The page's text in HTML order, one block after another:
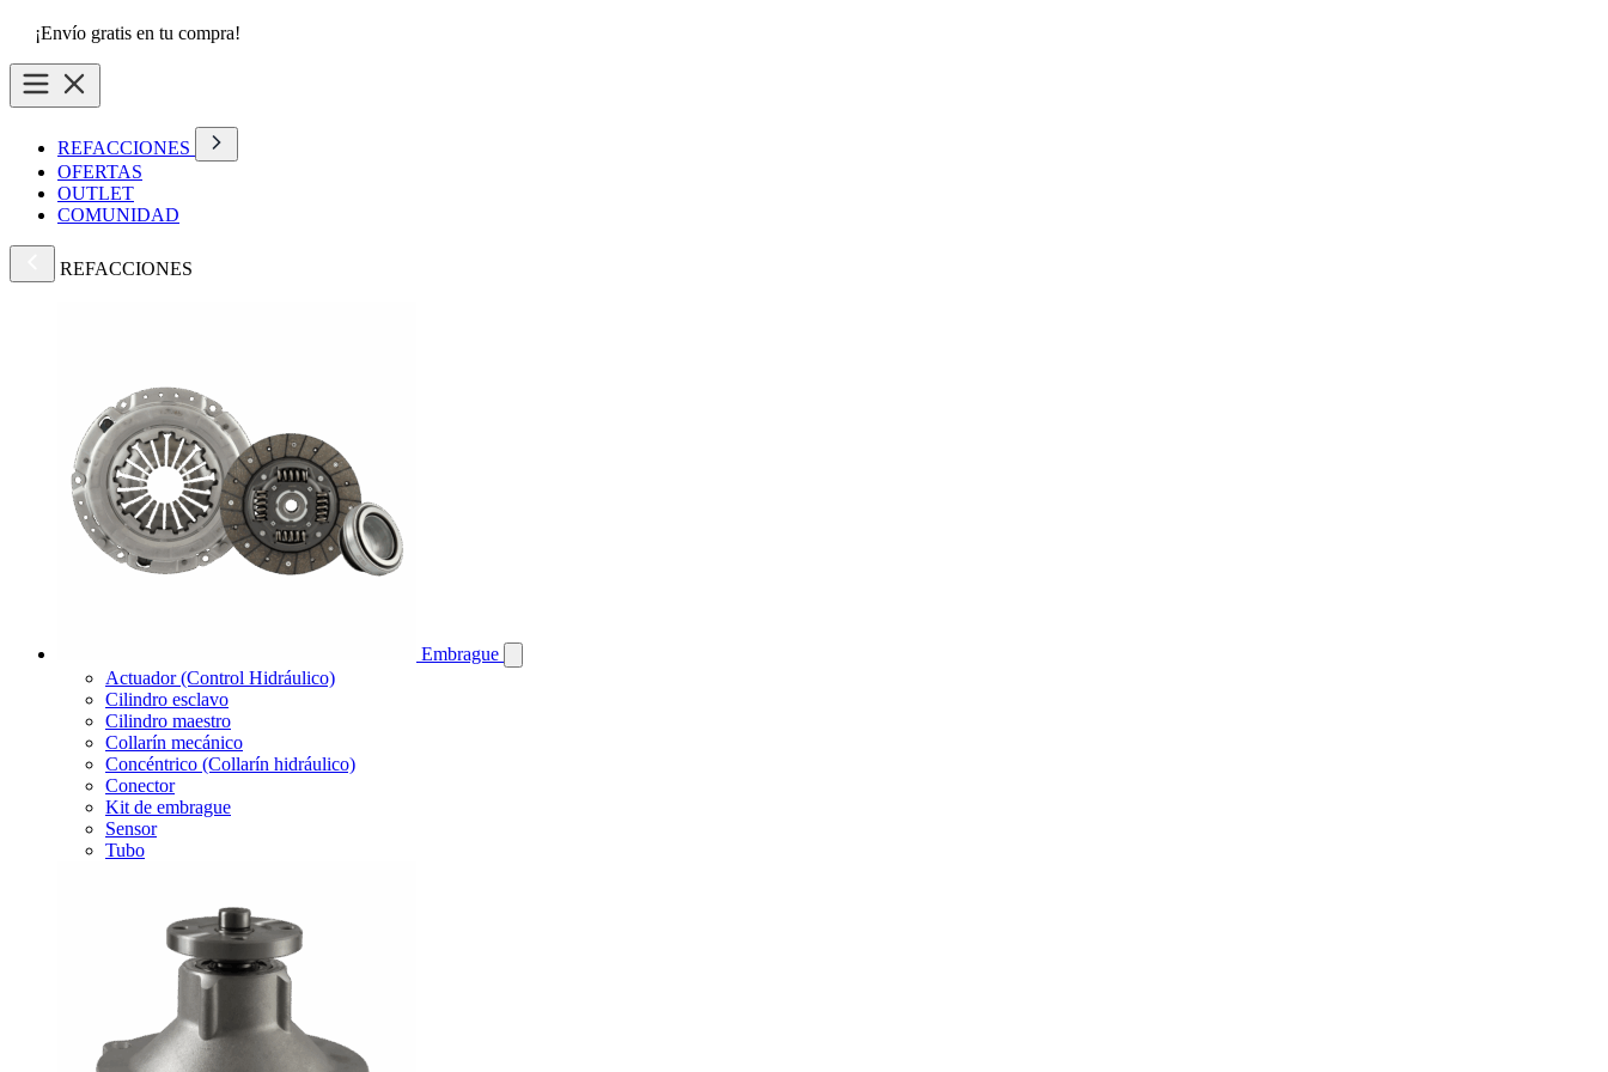
¡Envío gratis en tu compra!
REFACCIONES
OFERTAS
OUTLET
COMUNIDAD
REFACCIONES
Embrague
Actuador (Control Hidráulico)
Cilindro esclavo
Cilindro maestro
Collarín mecánico
Concéntrico (Collarín hidráulico)
Conector
Kit de embrague
Sensor
Tubo